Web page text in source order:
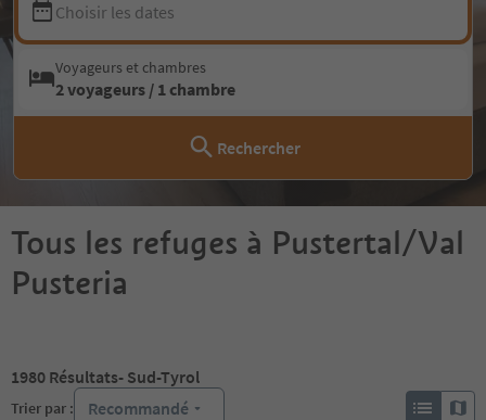
Choisir les dates
Voyageurs et chambres
2 voyageurs / 1 chambre
Rechercher
Tous les refuges à Pustertal/Val
Pusteria
1980 Résultats- Sud-Tyrol
Trier par : Recommandé